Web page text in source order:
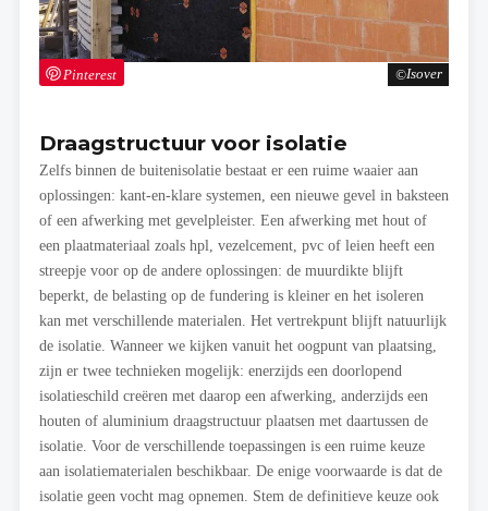
Isover
Pinterest
Draagstructuur voor isolatie
Zelfs binnen de buitenisolatie bestaat er een ruime waaier aan
oplossingen: kant-en-klare systemen, een nieuwe gevel in baksteen
of een afwerking met gevelpleister. Een afwerking met hout of
een plaatmateriaal zoals hpl, vezelcement, pvc of leien heeft een
streepje voor op de andere oplossingen: de muurdikte blijft
beperkt, de belasting op de fundering is kleiner en het isoleren
kan met verschillende materialen. Het vertrekpunt blijft natuurlijk
de isolatie. Wanneer we kijken vanuit het oogpunt van plaatsing,
zijn er twee technieken mogelijk: enerzijds een doorlopend
isolatieschild creëren met daarop een afwerking, anderzijds een
houten of aluminium draagstructuur plaatsen met daartussen de
isolatie. Voor de verschillende toepassingen is een ruime keuze
aan isolatiematerialen beschikbaar. De enige voorwaarde is dat de
isolatie geen vocht mag opnemen. Stem de definitieve keuze ook